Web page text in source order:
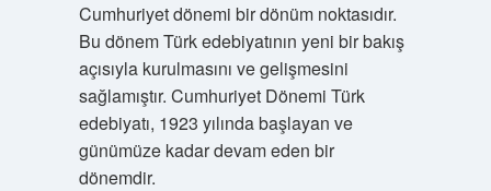
Cumhuriyet dönemi bir dönüm noktasıdır.
Bu dönem Türk edebiyatının yeni bir bakış
açısıyla kurulmasını ve gelişmesini
sağlamıştır. Cumhuriyet Dönemi Türk
edebiyatı, 1923 yılında başlayan ve
günümüze kadar devam eden bir
dönemdir.